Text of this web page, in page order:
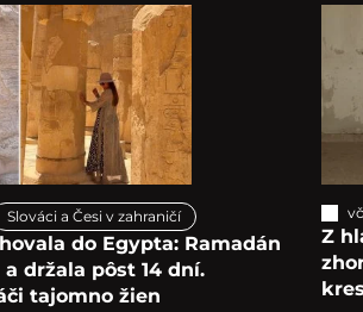
Slováci a Česi v zahraničí
do Egypta: Ramadán
držala pôst 14 dní.
tajomno žien
Z